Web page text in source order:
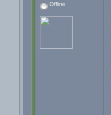
Offline